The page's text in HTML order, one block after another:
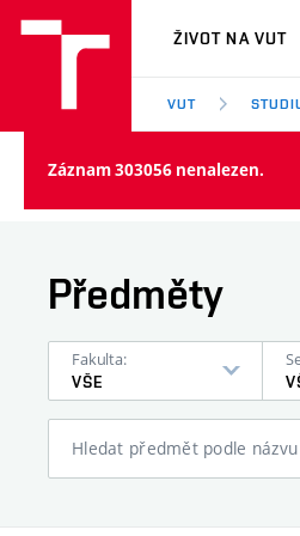
VUT
ŽIVOT NA VUT
VUT
Záznam 303056 nenalezen.
Předměty
Fakulta:
VŠE
Hledat předmět podle